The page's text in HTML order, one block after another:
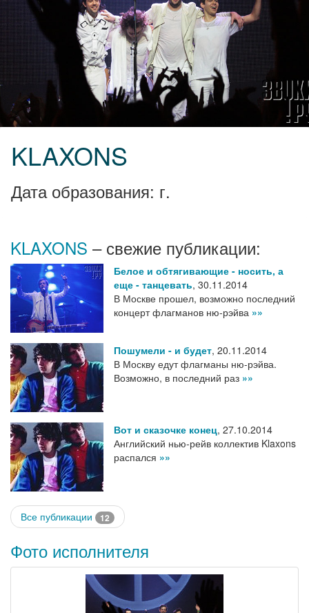
KLAXONS
Дата образования: г.
KLAXONS – свежие публикации:
Белое и обтягивающие - носить, а
еще - танцевать, 30.11.2014
В Москве прошел, возможно последний
концерт флагманов ню-рэйва »»
Пошумели - и будет, 20.11.2014
В Москву едут флагманы ню-рэйва.
Возможно, в последний раз »»
Вот и сказочке конец, 27.10.2014
Английский нью-рейв коллектив Klaxons
распался »»
Все публикации 12
Фото исполнителя